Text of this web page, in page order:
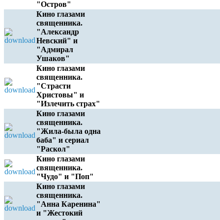
"Остров"
Кино глазами
священника.
"Александр
Невский" и
"Адмирал
Ушаков"
Кино глазами
священника.
"Страсти
Христовы" и
"Излечить страх"
Кино глазами
священника.
"Жила-была одна
баба" и сериал
"Раскол"
Кино глазами
священника.
"Чудо" и "Поп"
Кино глазами
священника.
"Анна Каренина"
и "Жестокий